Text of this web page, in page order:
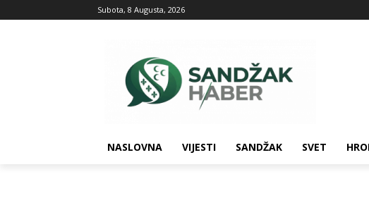
Subota, 8 Augusta, 2026
NASLOVNA VIJESTI SANDŽAK SVET